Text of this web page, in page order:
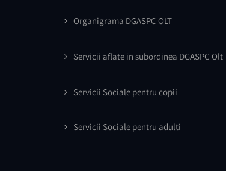
Organigrama DGASPC OLT
Servicii aflate in subordinea DGASPC Olt
Servicii Sociale pentru copii
Servicii Sociale pentru adulti